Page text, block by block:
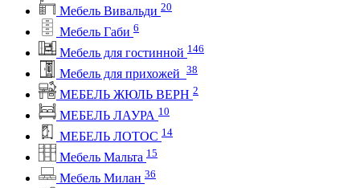
Мебель Вивальди 20
Мебель Габи 6
Мебель для гостинной 146
Мебель для прихожей 38
МЕБЕЛЬ ЖЮЛЬ ВЕРН 2
МЕБЕЛЬ ЛАУРА 10
МЕБЕЛЬ ЛОТОС 14
Мебель Мальта 15
Мебель Милан 36